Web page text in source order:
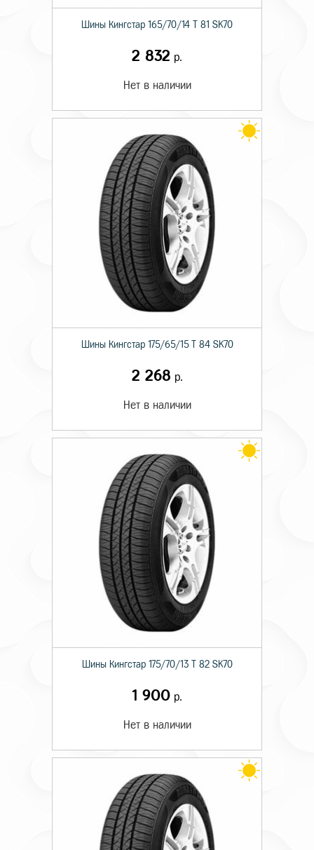
Шины Кингстар 165/70/14 T 81 SK70
2 832 р.
Нет в наличии
Шины Кингстар 175/65/15 T 84 SK70
2 268 р.
Нет в наличии
Шины Кингстар 175/70/13 T 82 SK70
1 900 р.
Нет в наличии